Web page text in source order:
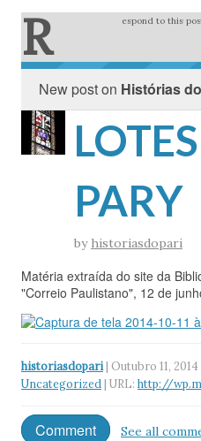
R espond to this
New post on Histórias
PARY
by historiasdopari
Matéria extraída do site da
"Correio Paulistano", 12 de
historiasdopari| Outubro 11,
Uncategorized | URL: http://
Comment See all